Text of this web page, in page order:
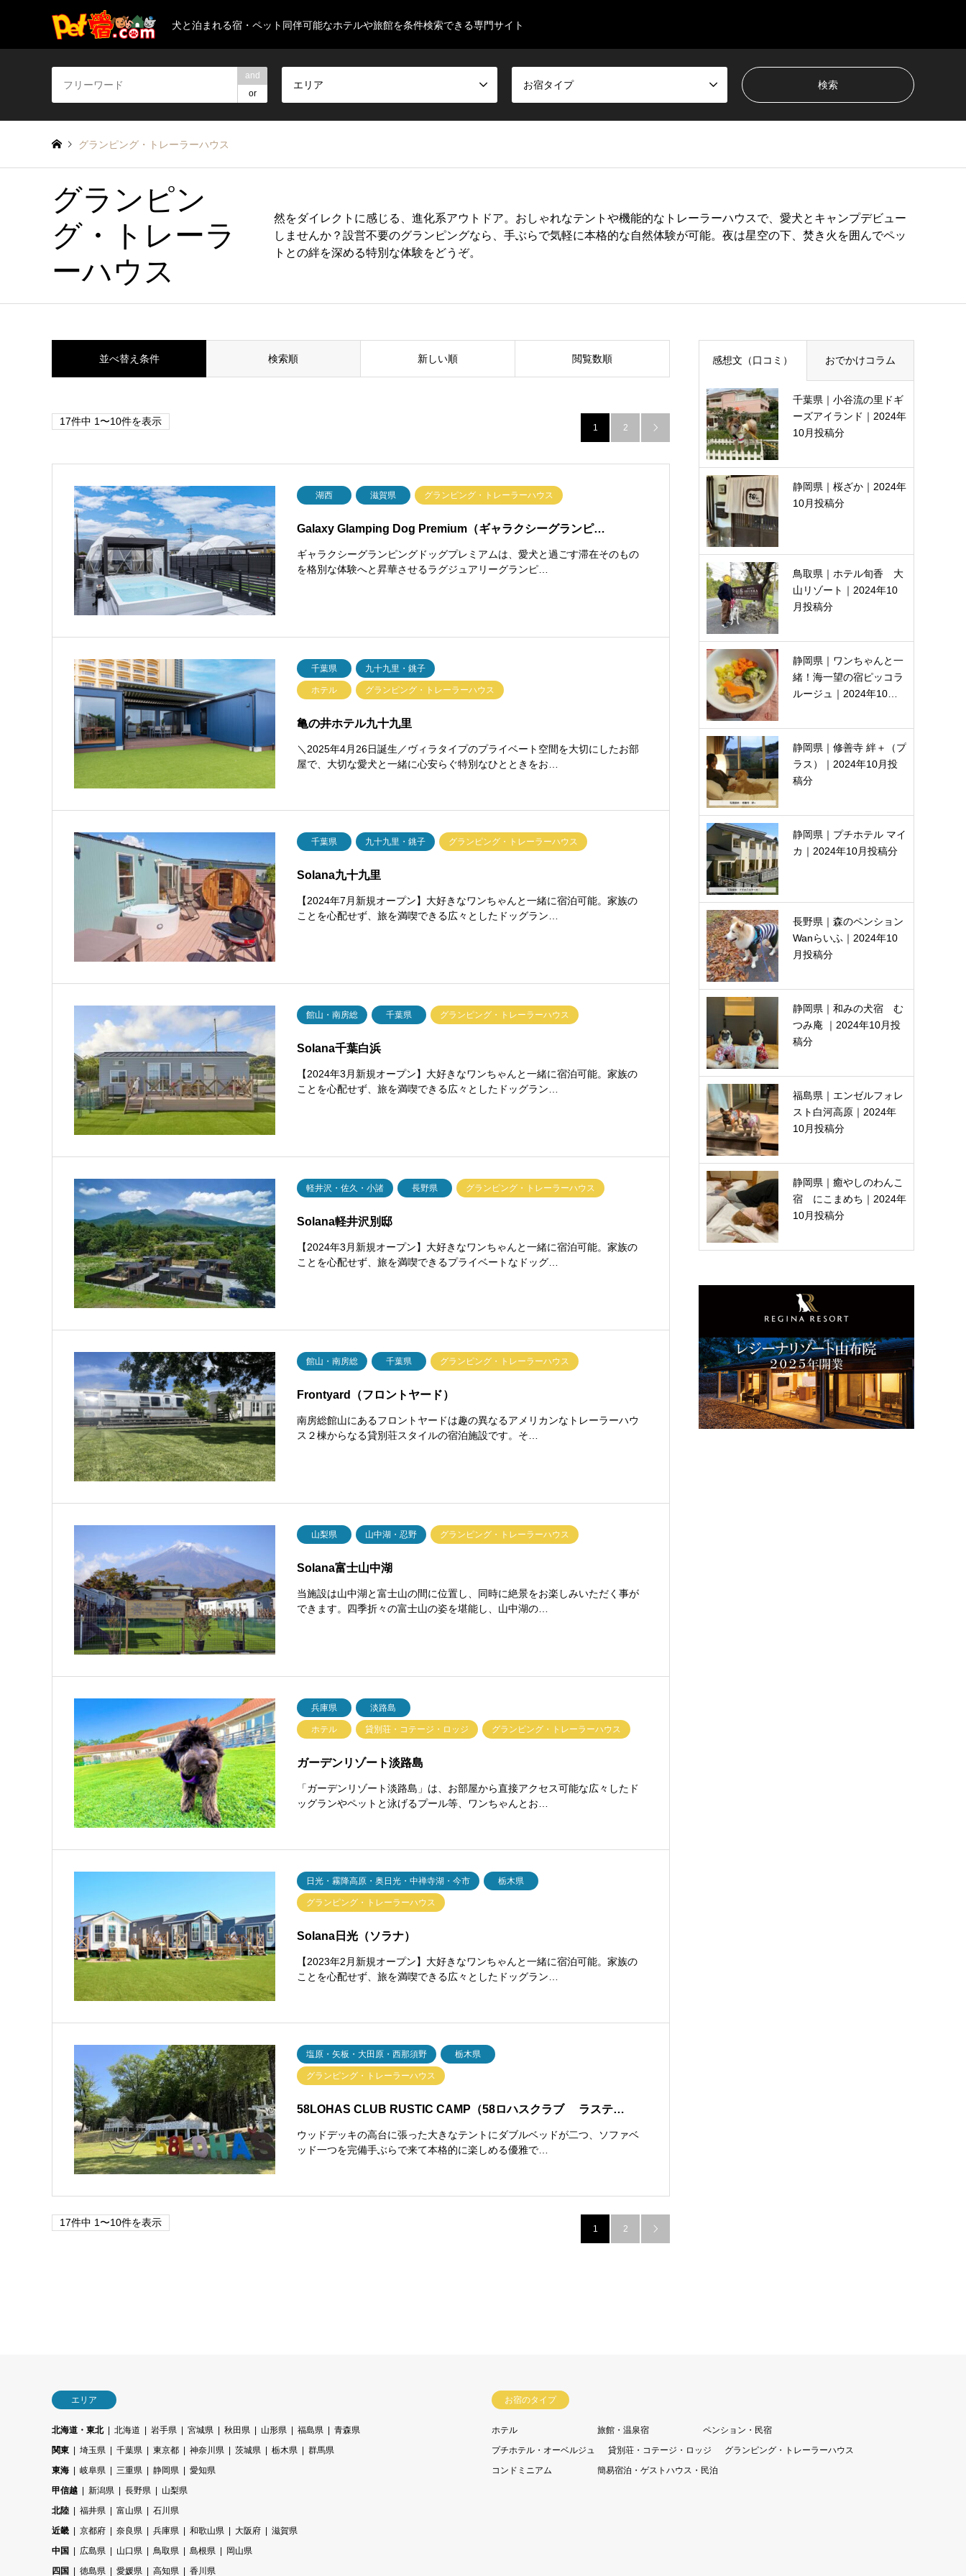
犬と泊まれる宿・ペット同伴可能なホテルや旅館を条件検索できる専門サイト
and
or
エリア お宿タイプ
グランピング・トレーラーハウス
グランピン
グ・トレーラ
ーハウス
然をダイレクトに感じる、進化系アウトドア。おしゃれなテントや機能的なトレーラーハウスで、愛犬とキャンプデビュー
しませんか？設営不要のグランピングなら、手ぶらで気軽に本格的な自然体験が可能。夜は星空の下、焚き火を囲んでペッ
トとの絆を深める特別な体験をどうぞ。
並べ替え条件 検索順 新しい順 閲覧数順
17件中 1〜10件を表示
1 2 
湖西 滋賀県 グランピング・トレーラーハウス
Galaxy Glamping Dog Premium（ギャラクシーグランピ…
ギャラクシーグランピングドッグプレミアムは、愛犬と過ごす滞在そのもの
を格別な体験へと昇華させるラグジュアリーグランピ…
千葉県 九十九里・銚子
ホテル グランピング・トレーラーハウス
亀の井ホテル九十九里
＼2025年4月26日誕生／ヴィラタイプのプライベート空間を大切にしたお部
屋で、大切な愛犬と一緒に心安らぐ特別なひとときをお…
千葉県 九十九里・銚子 グランピング・トレーラーハウス
Solana九十九里
【2024年7月新規オープン】大好きなワンちゃんと一緒に宿泊可能。家族の
ことを心配せず、旅を満喫できる広々としたドッグラン…
館山・南房総 千葉県 グランピング・トレーラーハウス
Solana千葉白浜
【2024年3月新規オープン】大好きなワンちゃんと一緒に宿泊可能。家族の
ことを心配せず、旅を満喫できる広々としたドッグラン…
軽井沢・佐久・小諸 長野県 グランピング・トレーラーハウス
Solana軽井沢別邸
【2024年3月新規オープン】大好きなワンちゃんと一緒に宿泊可能。家族の
ことを心配せず、旅を満喫できるプライベートなドッグ…
館山・南房総 千葉県 グランピング・トレーラーハウス
Frontyard（フロントヤード）
南房総館山にあるフロントヤードは趣の異なるアメリカンなトレーラーハウ
ス２棟からなる貸別荘スタイルの宿泊施設です。​​そ…
山梨県 山中湖・忍野 グランピング・トレーラーハウス
Solana富士山中湖
当施設は山中湖と富士山の間に位置し、同時に絶景をお楽しみいただく事が
できます。四季折々の富士山の姿を堪能し、山中湖の…
兵庫県 淡路島
ホテル 貸別荘・コテージ・ロッジ グランピング・トレーラーハウス
ガーデンリゾート淡路島
「ガーデンリゾート淡路島」は、お部屋から直接アクセス可能な広々したド
ッグランやペットと泳げるプール等、ワンちゃんとお…
日光・霧降高原・奥日光・中禅寺湖・今市 栃木県
グランピング・トレーラーハウス
Solana日光（ソラナ）
【2023年2月新規オープン】大好きなワンちゃんと一緒に宿泊可能。家族の
ことを心配せず、旅を満喫できる広々としたドッグラン…
塩原・矢板・大田原・西那須野 栃木県
グランピング・トレーラーハウス
58LOHAS CLUB RUSTIC CAMP（58ロハスクラブ ラステ…
ウッドデッキの高台に張った大きなテントにダブルベッドが二つ、ソファベ
ッド一つを完備手ぶらで来て本格的に楽しめる優雅で…
17件中 1〜10件を表示
1 2 
感想文（口コミ） おでかけコラム
千葉県｜小谷流の里ドギ
ーズアイランド｜2024年
10月投稿分
静岡県｜桜ざか｜2024年
10月投稿分
鳥取県｜ホテル旬香 大
山リゾート｜2024年10
月投稿分
静岡県｜ワンちゃんと一
緒！海一望の宿ピッコラ
ルージュ｜2024年10…
静岡県｜修善寺 絆＋（プ
ラス）｜2024年10月投
稿分
静岡県｜プチホテル マイ
カ｜2024年10月投稿分
長野県｜森のペンション
Wanらいふ｜2024年10
月投稿分
静岡県｜和みの犬宿 む
つみ庵 ｜2024年10月投
稿分
福島県｜エンゼルフォレ
スト白河高原｜2024年
10月投稿分
静岡県｜癒やしのわんこ
宿 にこまめち｜2024年
10月投稿分
エリア
北海道・東北 北海道 岩手県 宮城県 秋田県 山形県 福島県
青森県
関東
埼玉県 千葉県 東京都 神奈川県 茨城県 栃木県
群馬県
東海
岐阜県 三重県 静岡県
愛知県
甲信越
新潟県 長野県
山梨県
北陸
福井県 富山県
石川県
近畿
京都府 奈良県 兵庫県 和歌山県 大阪府
滋賀県
中国
広島県 山口県 鳥取県 島根県
岡山県
四国
徳島県 愛媛県 高知県 香川県
お宿のタイプ
ホテル 旅館・温泉宿
ペンション・民宿
プチホテル・オーベルジュ
貸別荘・コテージ・ロッジ
グランピング・トレーラーハウス
コンドミニアム
簡易宿泊・ゲストハウス・民泊